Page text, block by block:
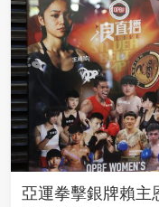
亞運拳擊銀牌賴主